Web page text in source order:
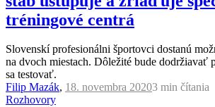
tréningové centrá
Slovenskí profesionálni športovci dostanú
na dvoch miestach. Dôležité bude dodržiavať
sa testovať.
Filip Mazák, 18. novembra 20203 min čítania
Rozhovory